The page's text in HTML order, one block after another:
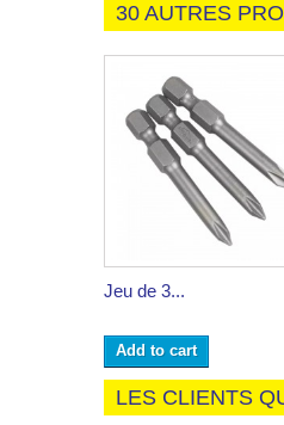
30 AUTRES
Jeu de 3...
Add to cart
LES CLIENTS